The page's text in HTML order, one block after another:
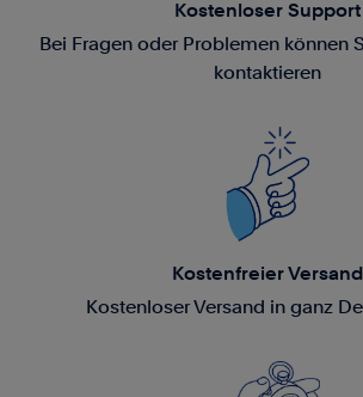
Kostenloser Support
Bei Fragen oder Problemen können
kontaktieren
Kostenfreier Versand
Kostenloser Versand in ganz